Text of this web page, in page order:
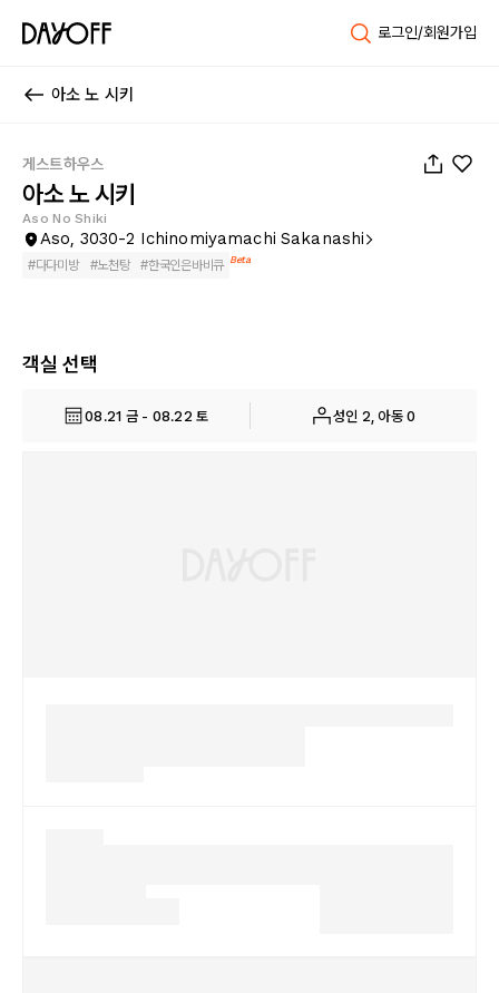
로그인/회원가입
아소 노 시키
게스트하우스
아소 노 시키
Aso No Shiki
Aso, 3030-2 Ichinomiyamachi Sakanashi
#다다미방 #노천탕 #한국인은바비큐 Beta
객실 선택
08.21 금 - 08.22 토 성인 2, 아동 0